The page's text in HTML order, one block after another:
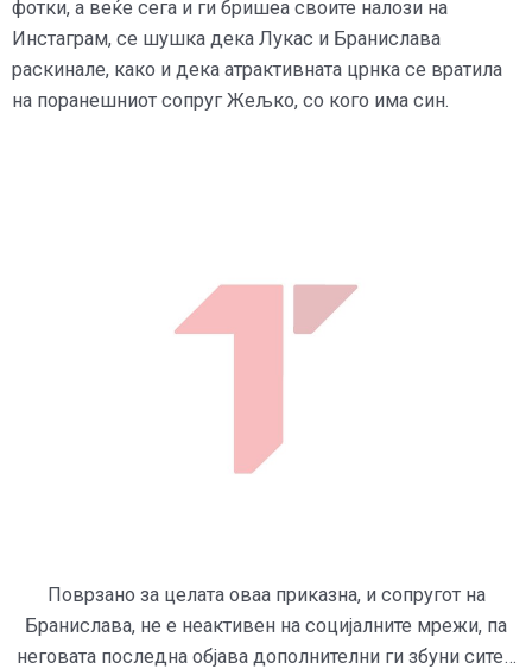
фотки, а веќе сега и ги бришеа своите налози на
Инстаграм, се шушка дека Лукас и Бранислава
раскинале, како и дека атрактивната црнка се вратила
на поранешниот сопруг Жељко, со кого има син.
Поврзано за целата оваа приказна, и сопругот на
Бранислава, не е неактивен на социјалните мрежи, па
неговата последна објава дополнителни ги збуни сите…